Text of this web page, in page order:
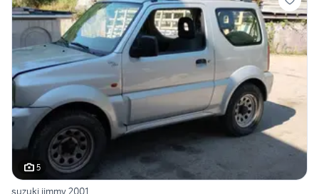
5
suzuki jimmy 2001